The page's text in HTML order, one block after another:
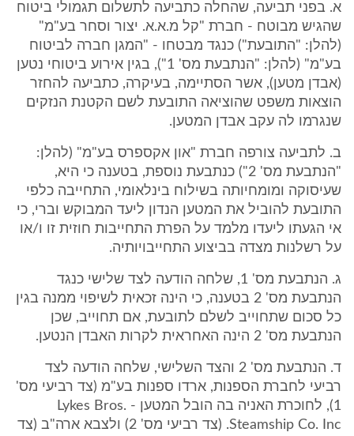
א. בפני תביעה, שהחלה כתביעה לתשלום תגמולי ביטוח
שהגיש מבוטח - חברת "קל מ.א.א. יצור וסחר בע"מ"
(להלן: "התובעת") כנגד מבטחו - "המגן חברה לביטוח
בע"מ" (להלן: "הנתבעת מס' 1"), בגין אירוע ביטוחי נטען
(אבדן מטען), אשר הסתיימה, בעיקרה, כתביעה להחזר
הוצאות משפט שהוציאה התובעת לשם הקטנת הנזקים
שנגרמו לה עקב אבדן המטען.
ב. לתביעה צורפה חברת "און אקספרס בע"מ" (להלן:
"הנתבעת מס' 2") כנתבעת נוספת, בטענה כי היא,
שעיסוקה ומומחיותה בשילוח בינלאומי, התחייבה כלפי
התובעת להוביל את המטען הנדון ליעד המבוקש וברי, כי
אי הגעתו ליעדו מלמד על הפרת התחייבות חוזית זו ו/או
על רשלנות מצדה בביצוע התחייבויותיה.
ג. הנתבעת מס' 1, שלחה הודעה לצד שלישי כנגד
הנתבעת מס' 2 בטענה, כי הינה זכאית לשיפוי ממנה בגין
כל סכום שתחוייב לשלם לתובעת, אם תחוייב, שכן
הנתבעת מס' 2 הינה האחראית לקרות האבדן הנטען.
ד. הנתבעת מס' 2 והצד השלישי, שלחה הודעה לצד
רביעי לחברת הספנות, ארדו ספנות בע"מ (צד רביעי מס'
1), לחוכרת האניה בה הובל המטען - Lykes Bros.
Steamship Co. Inc. (צד רביעי מס' 2) ולצבא ארה"ב (צד